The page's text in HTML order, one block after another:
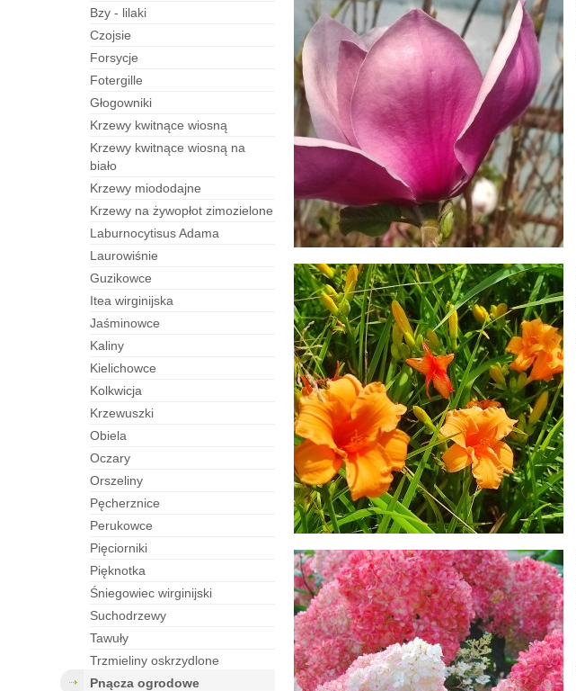
bzy - lilaki
czojsie
forsycje
fotergille
Głogowniki
Krzewy kwitnące wiosną
Krzewy kwitnące wiosną na
biało
Krzewy miododajne
Krzewy na żywopłot zimozielone
laburnocytisus Adama
laurowiśnie
guzikowce
itea wirginijska
jaśminowce
kaliny
kielichowce
kolkwicja
krzewuszki
obiela
oczary
orszeliny
pęcherznice
perukowce
pięciorniki
pięknotka
śniegowiec wirginijski
suchodrzewy
tawuły
trzmieliny oskrzydlone
pnącza ogrodowe